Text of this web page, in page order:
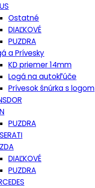
Ostatné
DIAĽKOVÉ
PUZDRA
a Prívesky
KD priemer 14mm
Logá na autokľúče
Prívesok šnúrka s logom
PUZDRA
DIAĽKOVÉ
PUZDRA